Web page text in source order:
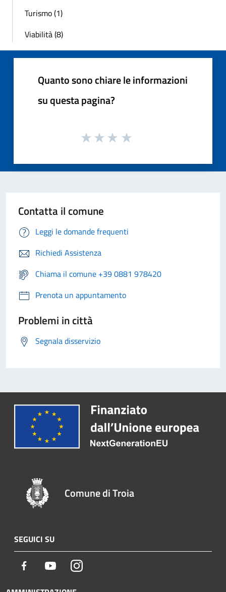
Turismo (1)
Viabilità (8)
Quanto sono chiare le informazioni
su questa pagina?
Contatta il comune
Leggi le domande frequenti
Richiedi Assistenza
Chiama il comune +39 0881 978420
Prenota un appuntamento
Problemi in città
Segnala disservizio
Comune di Troia
SEGUICI SU
Facebook YoutubeInstagram